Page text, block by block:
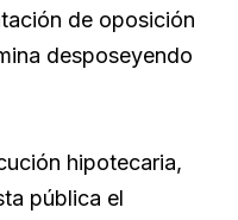
de oposición
desposeyendo
hipotecaria,
pública el